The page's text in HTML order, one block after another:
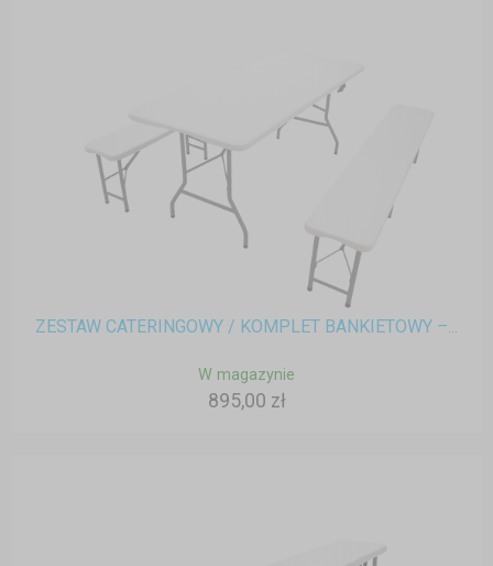
ZESTAW CATERINGOWY / KOMPLET BANKIETOWY –...
W magazynie
895,00 zł